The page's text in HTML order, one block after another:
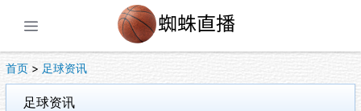
首页 > 足球资讯
足球资讯